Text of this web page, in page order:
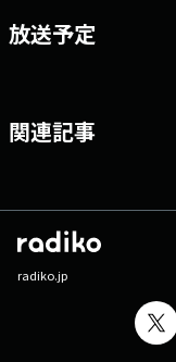
放送予定
関連記事
radiko.jp